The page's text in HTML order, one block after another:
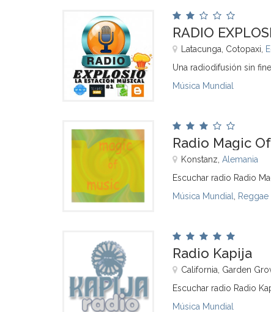
RADIO
Latacunga, Cotopaxi,
Una radiodifusión sin
Música Mundial
Radio Magic
Konstanz, Alemania
Escuchar radio Radio
Música Mundial
Reggae
Radio Kapija
California, Garden
Escuchar radio Radio
Música Mundial